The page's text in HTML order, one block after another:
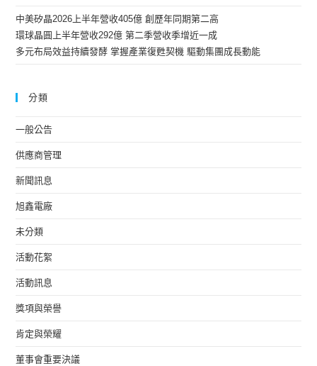
中美矽晶2026上半年營收405億 創歷年同期第二高
環球晶圓上半年營收292億 第二季營收季增近一成
多元布局效益持續發酵 掌握產業復甦契機 驅動集團成長動能
分類
一般公告
供應商管理
新聞訊息
旭鑫電廠
未分類
活動花絮
活動訊息
獎項與榮譽
肯定與榮耀
董事會重要決議